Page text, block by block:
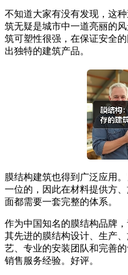
不知道大家有没有发现，这
筑无疑是城市中一道亮丽的
筑可塑性很强，在保证安全
出独特的建筑产品。
膜结构建筑也得到广泛应用
一位的，因此在材料提供方
面都需要一套完整的体系。
作为中国知名的膜结构品牌
其先进的膜结构设计、生产
艺、专业的安装团队和完善
销售服务经验。好评。